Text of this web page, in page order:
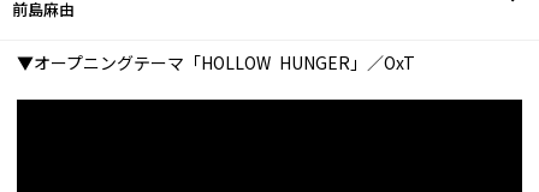
前島麻由
▼オープニングテーマ「HOLLOW HUNGER」／OxT